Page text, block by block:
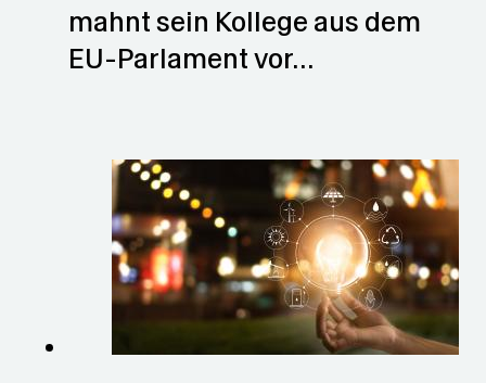
mahnt sein Kollege aus dem
EU-Parlament vor…